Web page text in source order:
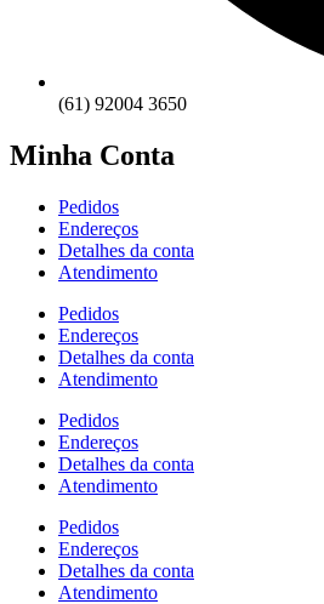
(61) 92004 3650
Minha Conta
Pedidos
Endereços
Detalhes da conta
Atendimento
Pedidos
Endereços
Detalhes da conta
Atendimento
Pedidos
Endereços
Detalhes da conta
Atendimento
Pedidos
Endereços
Detalhes da conta
Atendimento